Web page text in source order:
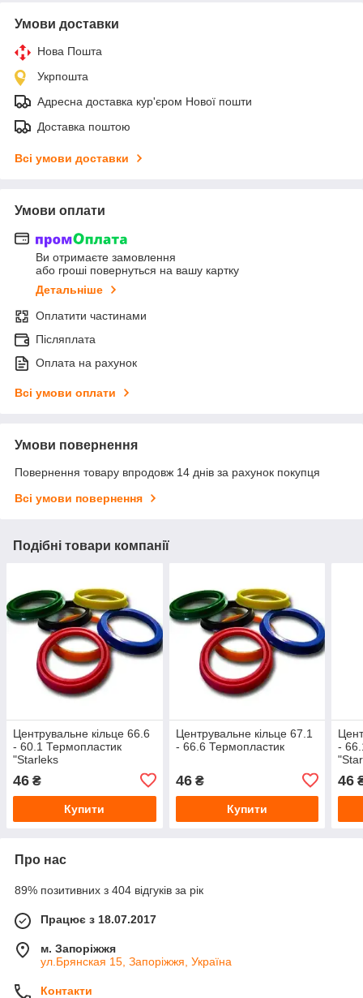
Умови доставки
Нова Пошта
Укрпошта
Адресна доставка кур'єром Нової пошти
Доставка поштою
Всі умови доставки
Умови оплати
Ви отримаєте замовлення
або гроші повернуться на вашу картку
Детальніше
Оплатити частинами
Післяплата
Оплата на рахунок
Всі умови оплати
Умови повернення
Повернення товару впродовж 14 днів за рахунок покупця
Всі умови повернення
Подібні товари компанії
Центрувальне кільце 66.6
- 60.1 Термопластик
"Starleks
46 ₴
Купити
Центрувальне кільце 67.1
- 66.6 Термопластик
46₴
Купити
-
46
Про нас
89% позитивних з 404 відгуків за рік
Працює з 18.07.2017
м. Запоріжжя
ул.Брянская 15, Запоріжжя, Україна
Контакти